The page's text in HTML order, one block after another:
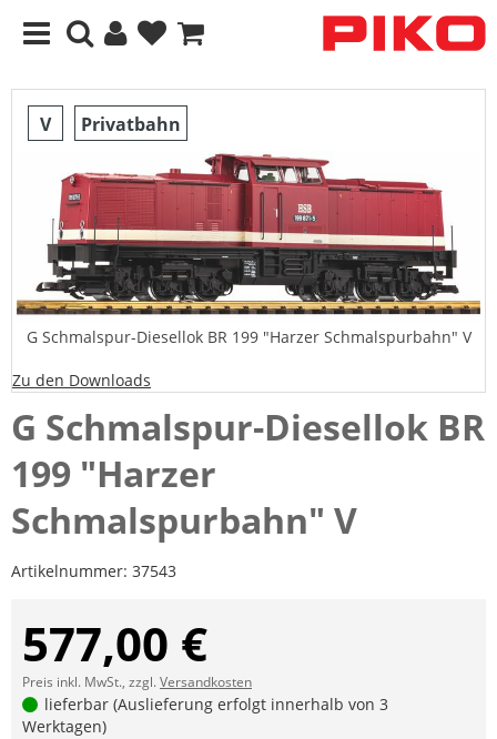
V Privatbahn
G Schmalspur-Diesellok BR 199 "Harzer Schmalspurbahn" V
Zu den Downloads
G Schmalspur-Diesellok BR
199 "Harzer
Schmalspurbahn" V
Artikelnummer: 37543
577,00 €
Preis inkl. MwSt., zzgl.Versandkosten
lieferbar (Auslieferung erfolgt innerhalb von 3
Werktagen)